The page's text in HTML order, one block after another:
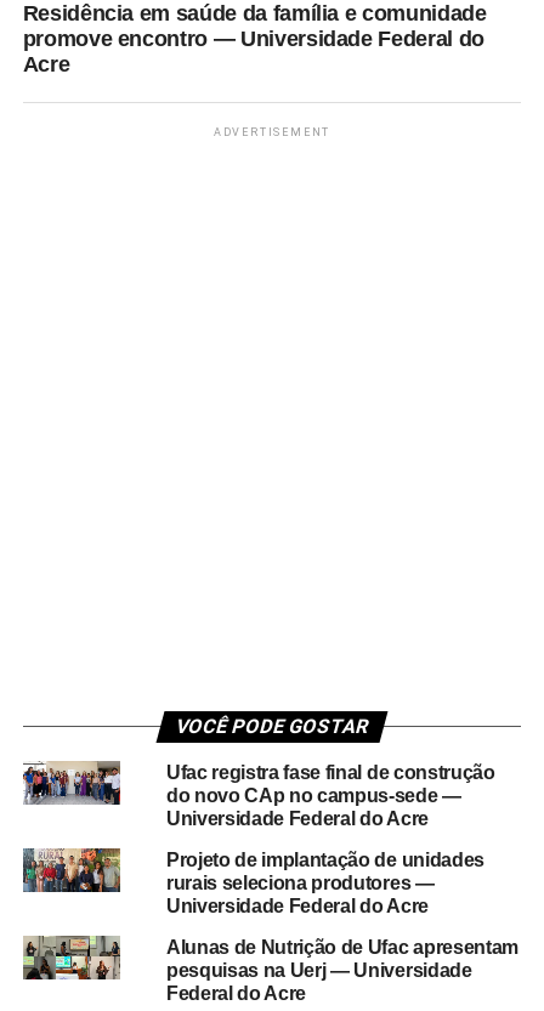
Residência em saúde da família e comunidade
promove encontro — Universidade Federal do
Acre
ADVERTISEMENT
VOCÊ PODE GOSTAR
Ufac registra fase final de construção
do novo CAp no campus-sede —
Universidade Federal do Acre
Projeto de implantação de unidades
rurais seleciona produtores —
Universidade Federal do Acre
Alunas de Nutrição de Ufac apresentam
pesquisas na Uerj — Universidade
Federal do Acre